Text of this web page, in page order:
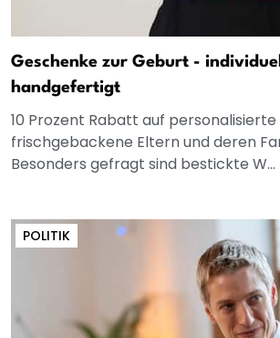
Geschenke zur Geburt -
handgefertigt
10 Prozent Rabatt auf
frischgebackene Eltern und deren
Besonders gefragt sind bestickte W...
POLITIK